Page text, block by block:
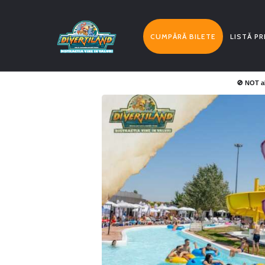
CUMPĂRĂ BILETE LISTĂ
🚫 NOT